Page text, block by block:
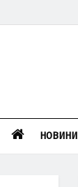
НОВИНИ